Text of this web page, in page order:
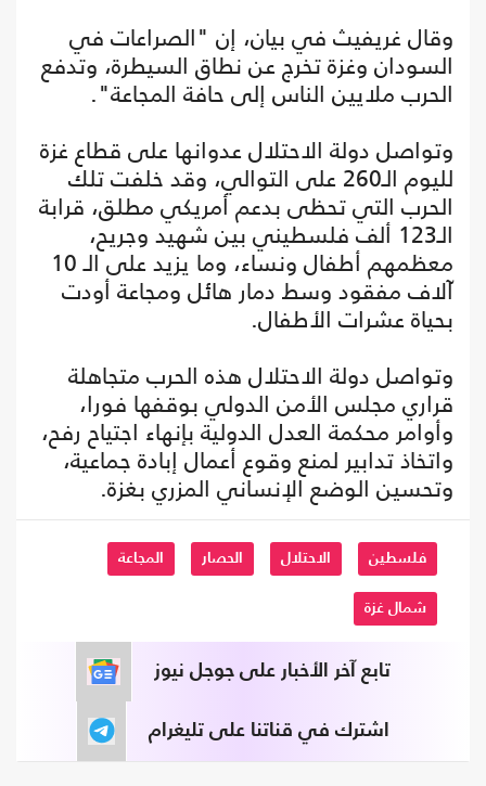
وقال غريفيث في بيان، إن "الصراعات في
السودان وغزة تخرج عن نطاق السيطرة، وتدفع
الحرب ملايين الناس إلى حافة المجاعة".
وتواصل دولة الاحتلال عدوانها على قطاع غزة
لليوم الـ260 على التوالي، وقد خلفت تلك
الحرب التي تحظى بدعم أمريكي مطلق، قرابة
الـ123 ألف فلسطيني بين شهيد وجريح،
معظمهم أطفال ونساء، وما يزيد على الـ 10
آلاف مفقود وسط دمار هائل ومجاعة أودت
بحياة عشرات الأطفال.
وتواصل دولة الاحتلال هذه الحرب متجاهلة
قراري مجلس الأمن الدولي بوقفها فورا،
وأوامر محكمة العدل الدولية بإنهاء اجتياح رفح،
واتخاذ تدابير لمنع وقوع أعمال إبادة جماعية،
وتحسين الوضع الإنساني المزري بغزة.
فلسطين الاحتلال الحصار المجاعة
شمال غزة
تابع آخر الأخبار على جوجل نيوز
اشترك في قناتنا على تليغرام